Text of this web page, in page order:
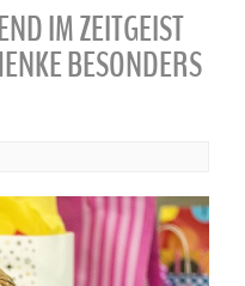
IM ZEITGEIST
BESONDERS